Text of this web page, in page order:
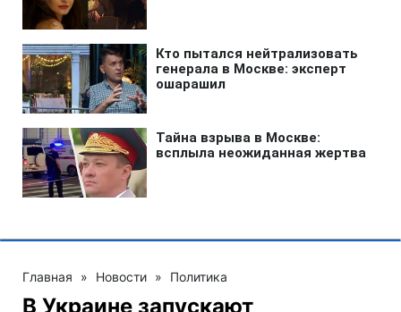
Главная » Новости » Политика
В Украине запускают